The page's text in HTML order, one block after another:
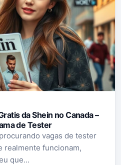
da Shein no Canada –
de Tester
vagas de tester
realmente funcionam,
que...